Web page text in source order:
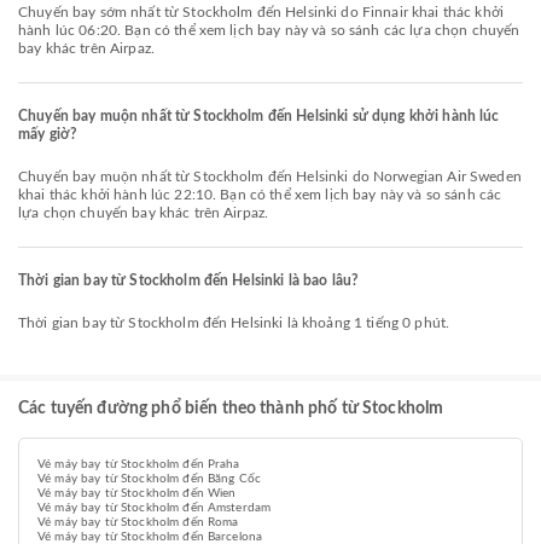
Chuyến bay sớm nhất từ Stockholm đến Helsinki do Finnair khai thác khởi
hành lúc 06:20. Bạn có thể xem lịch bay này và so sánh các lựa chọn chuyến
bay khác trên Airpaz.
Chuyến bay muộn nhất từ Stockholm đến Helsinki sử dụng khởi hành lúc
mấy giờ?
Chuyến bay muộn nhất từ Stockholm đến Helsinki do Norwegian Air Sweden
khai thác khởi hành lúc 22:10. Bạn có thể xem lịch bay này và so sánh các
lựa chọn chuyến bay khác trên Airpaz.
Thời gian bay từ Stockholm đến Helsinki là bao lâu?
Thời gian bay từ Stockholm đến Helsinki là khoảng 1 tiếng 0 phút.
Các tuyến đường phổ biến theo thành phố từ Stockholm
Vé máy bay từ Stockholm đến Praha
Vé máy bay từ Stockholm đến Băng Cốc
Vé máy bay từ Stockholm đến Wien
Vé máy bay từ Stockholm đến Amsterdam
Vé máy bay từ Stockholm đến Roma
Vé máy bay từ Stockholm đến Barcelona